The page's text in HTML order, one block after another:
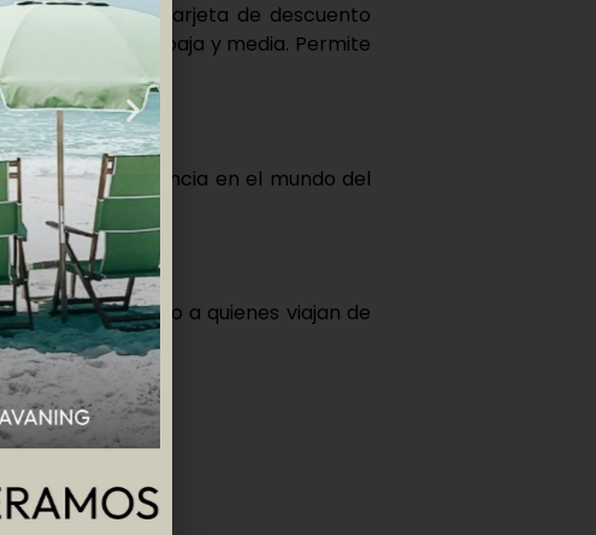
actual— es una tarjeta de descuento
la
temporada baja y media. Permite
de experiencia en el mundo del
alta, ayudando a quienes viajan de